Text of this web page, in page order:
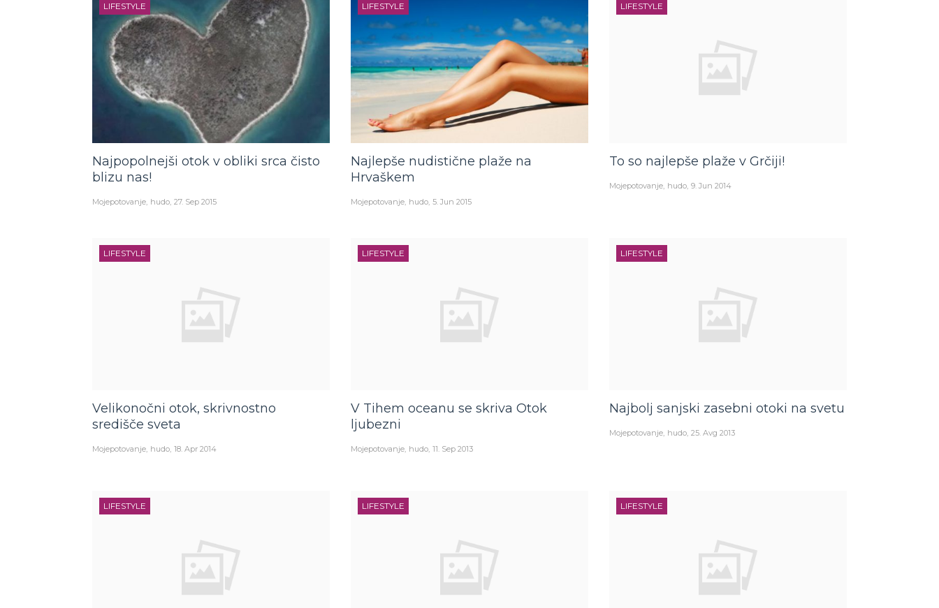
LIFESTYLE
Najpopolnejši otok v obliki srca čisto
blizu nas!
Mojepotovanje hudo 27. Sep 2015
LIFESTYLE
Najlepše nudistične plaže na
Hrvaškem
Mojepotovanje hudo 5. Jun 2015
LIFESTYLE
To so najlepše plaže v Grčiji!
Mojepotovanje hudo 9. Jun 2014
LIFESTYLE
Velikonočni otok, skrivnostno
središče sveta
Mojepotovanje hudo 18. Apr 2014
LIFESTYLE
V Tihem oceanu se skriva Otok
ljubezni
Mojepotovanje hudo 11. Sep 2013
LIFESTYLE
Najbolj sanjski zasebni otoki na svetu
Mojepotovanje hudo 25. Avg 2013
LIFESTYLE LIFESTYLE LIFESTYLE